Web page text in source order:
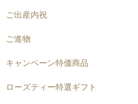
ご出産内祝
ご進物
キャンペーン特価商品
ローズティー特選ギフト